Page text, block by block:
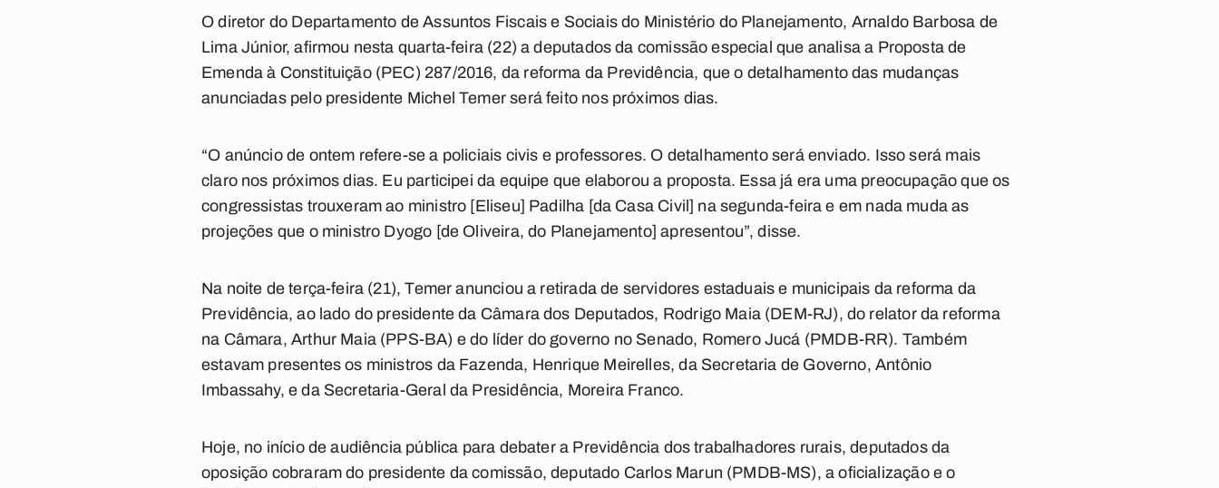
O diretor do Departamento de Assuntos Fiscais e Sociais do Ministério do Planejamento, Arnaldo Barbosa de
Lima Júnior, afirmou nesta quarta-feira (22) a deputados da comissão especial que analisa a Proposta de
Emenda à Constituição (PEC) 287/2016, da reforma da Previdência, que o detalhamento das mudanças
anunciadas pelo presidente Michel Temer será feito nos próximos dias.
“O anúncio de ontem refere-se a policiais civis e professores. O detalhamento será enviado. Isso será mais
claro nos próximos dias. Eu participei da equipe que elaborou a proposta. Essa já era uma preocupação que os
congressistas trouxeram ao ministro [Eliseu] Padilha [da Casa Civil] na segunda-feira e em nada muda as
projeções que o ministro Dyogo [de Oliveira, do Planejamento] apresentou”, disse.
Na noite de terça-feira (21), Temer anunciou a retirada de servidores estaduais e municipais da reforma da
Previdência, ao lado do presidente da Câmara dos Deputados, Rodrigo Maia (DEM-RJ), do relator da reforma
na Câmara, Arthur Maia (PPS-BA) e do líder do governo no Senado, Romero Jucá (PMDB-RR). Também
estavam presentes os ministros da Fazenda, Henrique Meirelles, da Secretaria de Governo, Antônio
Imbassahy, e da Secretaria-Geral da Presidência, Moreira Franco.
Hoje, no início de audiência pública para debater a Previdência dos trabalhadores rurais, deputados da
oposição cobraram do presidente da comissão, deputado Carlos Marun (PMDB-MS), a oficialização e o